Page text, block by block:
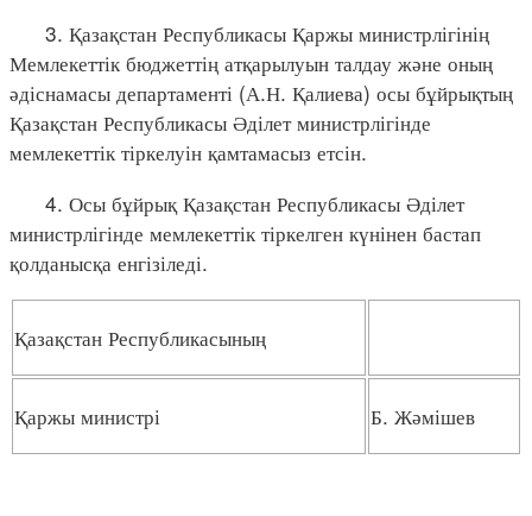
3. Қазақстан Республикасы Қаржы министрлігінің
Мемлекеттік бюджеттің атқарылуын талдау және оның
әдіснамасы департаменті (А.Н. Қалиева) осы бұйрықтың
Қазақстан Республикасы Әділет министрлігінде
мемлекеттік тіркелуін қамтамасыз етсін.
4. Осы бұйрық Қазақстан Республикасы Әділет
министрлігінде мемлекеттік тіркелген күнінен бастап
қолданысқа енгізіледі.
Қазақстан Республикасының
Қаржы министрі Б. Жәмішев